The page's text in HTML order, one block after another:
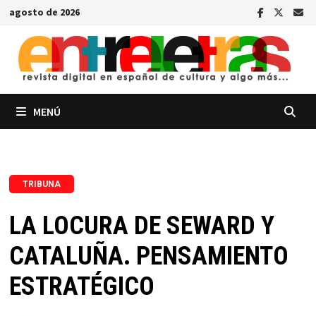
Saltar
contenido
agosto de 2026
MENÚ
TRIBUNA
LA LOCURA DE SEWARD Y
CATALUÑA. PENSAMIENTO
ESTRATÉGICO